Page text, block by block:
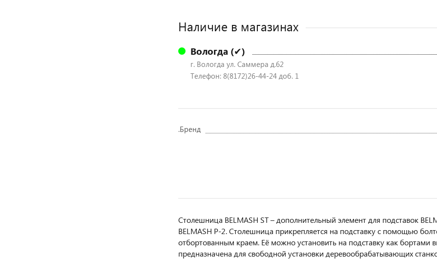
Наличие в магазинах
Вологда (✔)
г. Вологда ул. Саммера д.62
Телефон: 8(8172)26-44-24 доб. 1
.Бренд
Столешница BELMASH ST – дополнительный элемент для подставок
BELMASH P-2. Столешница прикрепляется на подставку с помощью
отбортованным краем. Её можно установить на подставку как бортами
предназначена для свободной установки деревообрабатывающих